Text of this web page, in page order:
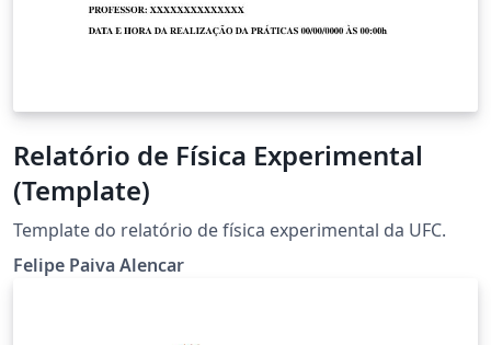
Relatório de Física Experimental
(Template)
Template do relatório de física experimental da UFC.
Felipe Paiva Alencar